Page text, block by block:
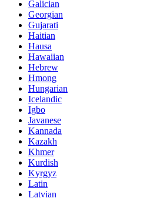
Galician
Georgian
Gujarati
Haitian
Hausa
Hawaiian
Hebrew
Hmong
Hungarian
Icelandic
Igbo
Javanese
Kannada
Kazakh
Khmer
Kurdish
Kyrgyz
Latin
Latvian